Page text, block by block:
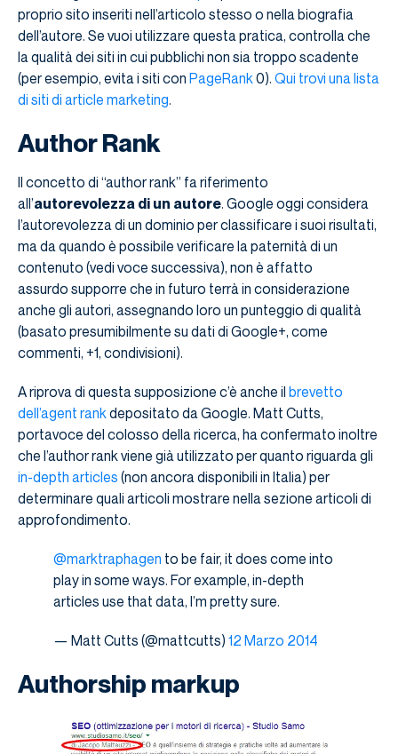
proprio sito inseriti nell’articolo stesso o nella biografia
dell’autore. Se vuoi utilizzare questa pratica, controlla che
la qualità dei siti in cui pubblichi non sia troppo scadente
(per esempio, evita i siti con PageRank0). Qui trovi una lista
di siti di article marketing.
Author Rank
Il concetto di “author rank” fa riferimento
all’autorevolezza di un autore. Google oggi considera
l’autorevolezza di un dominio per classificare i suoi risultati,
ma da quando è possibile verificare la paternità di un
contenuto (vedi voce successiva), non è affatto
assurdo supporre che in futuro terrà in considerazione
anche gli autori, assegnando loro un punteggio di qualità
(basato presumibilmente su dati di Google+, come
commenti, +1, condivisioni).
A riprova di questa supposizione c’è anche il brevetto
dell’agent rankdepositato da Google. Matt Cutts,
portavoce del colosso della ricerca, ha confermato inoltre
che l’author rank viene già utilizzato per quanto riguarda gli
in-depth articles (non ancora disponibili in Italia) per
determinare quali articoli mostrare nella sezione articoli di
approfondimento.
@marktraphagen to be fair, it does come into
play in some ways. For example, in-depth
articles use that data, I’m pretty sure.
— Matt Cutts (@mattcutts) 12 Marzo 2014
Authorship markup